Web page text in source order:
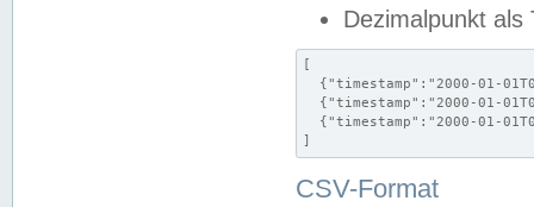
Dezimalpunkt als
[
{"timestamp":"2000-01-
{"timestamp":"2000-01-
{"timestamp":"2000-01-
]
CSV-Format